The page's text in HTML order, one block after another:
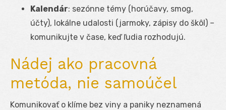
Kalendár: sezónne témy (horúčavy, smog,
účty), lokálne udalosti (jarmoky, zápisy do škôl) –
komunikujte v čase, keď ľudia rozhodujú.
Nádej ako pracovná
metóda, nie samoúčel
Komunikovať o klíme bez viny a paniky neznamená